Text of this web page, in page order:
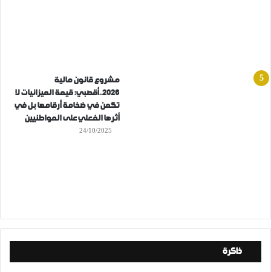
مشروع قانون مالية
2026..أقصبي: قيمة الميزانيات لا
تكمن في ضخامة أرقامها بل في
أثرها الفعلي على المواطنيين
24/10/2025
ذاكرة